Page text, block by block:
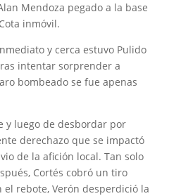
Mendoza pegado a la base
inmóvil.
y cerca estuvo Pulido
intentar sorprender a
bombeado se fue apenas
y luego de desbordar por
derechazo que se impactó
de la afición local. Tan solo
Cortés cobró un tiro
el rebote, Verón desperdició la